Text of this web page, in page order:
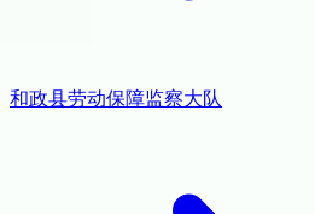
和政县劳动保障监察大队